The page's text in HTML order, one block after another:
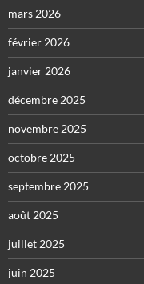
mars 2026
février 2026
janvier 2026
décembre 2025
novembre 2025
octobre 2025
septembre 2025
août 2025
juillet 2025
juin 2025